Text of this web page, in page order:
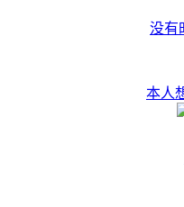
没有
本人